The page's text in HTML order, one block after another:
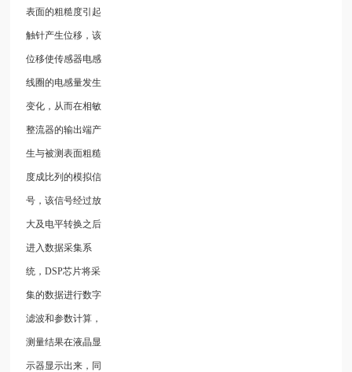
表面的粗糙度引起
触针产生位移，该
位移使传感器电感
线圈的电感量发生
变化，从而在相敏
整流器的输出端产
生与被测表面粗糙
度成比列的模拟信
号，该信号经过放
大及电平转换之后
进入数据采集系
统，DSP芯片将采
集的数据进行数字
滤波和参数计算，
测量结果在液晶显
示器显示出来，同